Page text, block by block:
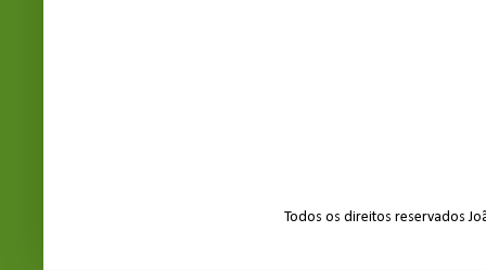
Todos os direitos reservados